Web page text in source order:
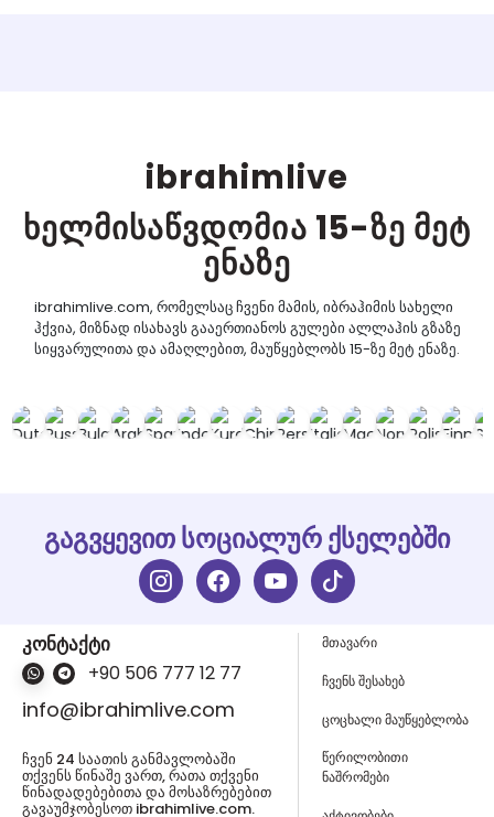
ibrahimlive
ხელმისაწვდომია 15-ზე მეტ
ენაზე
ibrahimlive.com, რომელსაც ჩვენი მამის, იბრაჰიმის სახელი
ჰქვია, მიზნად ისახავს გააერთიანოს გულები ალლაჰის გზაზე
სიყვარულითა და ამაღლებით, მაუწყებლობს 15-ზე მეტ ენაზე.
გაგვყევით სოციალურ ქსელებში
კონტაქტი
+90 506 777 12 77
info@ibrahimlive.com
ჩვენ 24 საათის განმავლობაში
თქვენს წინაშე ვართ, რათა თქვენი
წინადადებებითა და მოსაზრებებით
გავაუმჯობესოთ ibrahimlive.com.
მთავარი
ჩვენს შესახებ
ცოცხალი მაუწყებლობა
წერილობითი
ნაშრომები